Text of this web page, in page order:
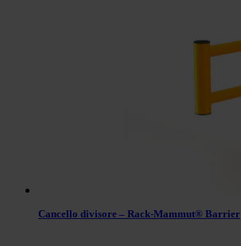
Cancello divisore – Rack-Mammut® Barrier